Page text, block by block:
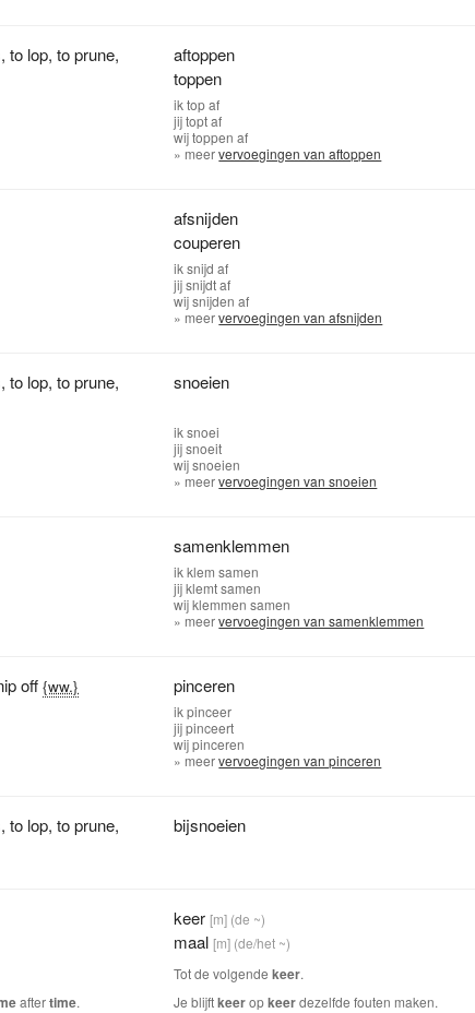
,to lop,to prune,
aftoppen
toppen
iktop af
jijtopt af
wijtoppen af
» meervervoegingen van aftoppen
afsnijden
couperen
iksnijd af
jijsnijdt af
wijsnijden af
» meervervoegingen van afsnijden
,to lop,to prune,
snoeien
iksnoei
jijsnoeit
wijsnoeien
» meervervoegingen van snoeien
samenklemmen
ikklem samen
jijklemt samen
wijklemmen samen
» meervervoegingen van samenklemmen
off {ww.} pinceren
ikpinceer
jijpinceert
wijpinceren
» meervervoegingen van pinceren
,to lop,to prune,
bijsnoeien
keer [m] (de ~)
maal [m] (de/het ~)
Tot de volgendekeer.
aftertime. Je blijftkeeropkeerdezelfde fouten maken.